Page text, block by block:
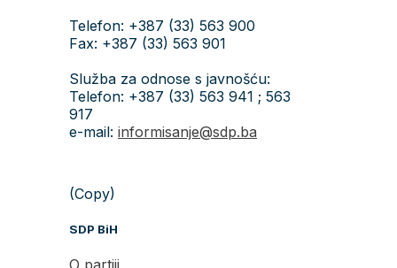
Telefon: +387 (33) 563 900
Fax: +387 (33) 563 901
Služba za odnose s javnošću:
Telefon: +387 (33) 563 941 ; 563
917
e-mail: informisanje@sdp.ba
(Copy)
SDP BiH
O partiji